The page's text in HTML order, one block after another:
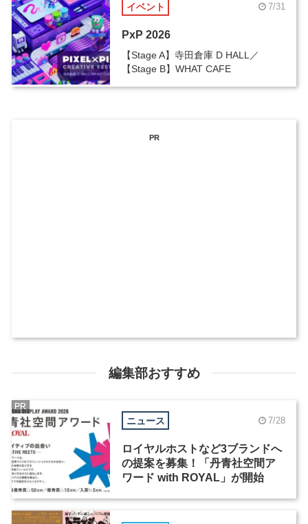
イベント 7/31
PxP 2026
【Stage A】寺田倉庫 D HALL／
【Stage B】WHAT CAFE
PR
編集部おすすめ
ニュース 7/28
ロイヤルホストなど3ブランドへ
の提案を募集！「丹青社空間ア
ワード with ROYAL」が開始
PR